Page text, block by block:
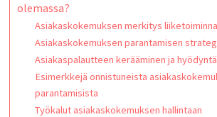
olemassa?
Asiakaskokemuksen merkitys
Asiakaskokemuksen parantamisen
Asiakaspalautteen kerääminen ja
Esimerkkejä onnistuneista
parantamisista
Työkalut asiakaskokemuksen hallintaan